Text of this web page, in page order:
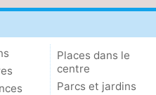
Places dans le
centre
Parcs et jardins